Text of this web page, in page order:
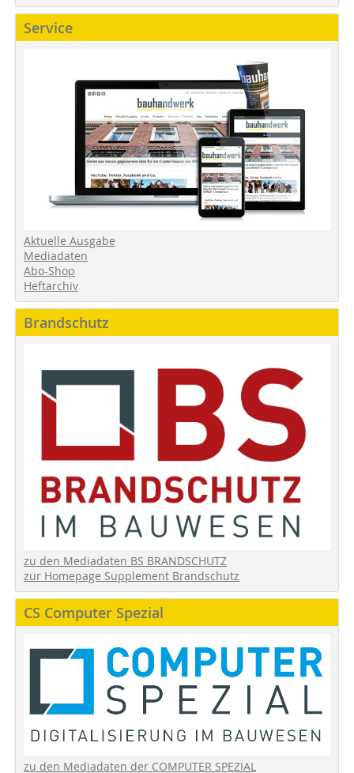
Service
Aktuelle Ausgabe
Mediadaten
Abo-Shop
Heftarchiv
Brandschutz
zu den Mediadaten BS BRANDSCHUTZ
zur Homepage Supplement Brandschutz
CS Computer Spezial
zu den Mediadaten der COMPUTER SPEZIAL